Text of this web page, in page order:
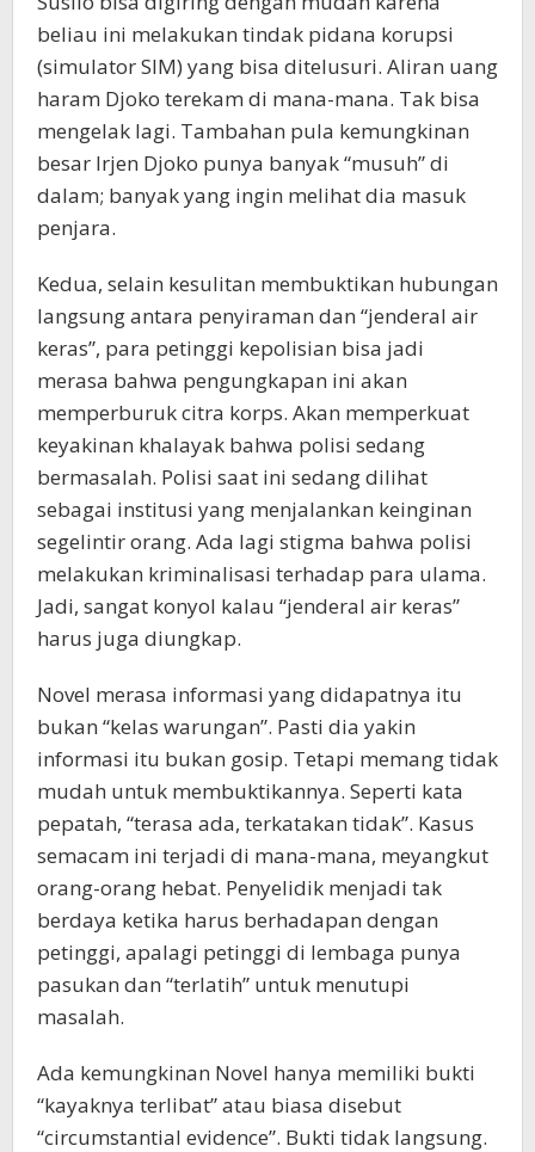
beliau ini melakukan tindak pidana korupsi
(simulator SIM) yang bisa ditelusuri. Aliran uang
haram Djoko terekam di mana-mana. Tak bisa
mengelak lagi. Tambahan pula kemungkinan
besar Irjen Djoko punya banyak “musuh” di
dalam; banyak yang ingin melihat dia masuk
penjara.
Kedua, selain kesulitan membuktikan hubungan
langsung antara penyiraman dan “jenderal air
keras”, para petinggi kepolisian bisa jadi
merasa bahwa pengungkapan ini akan
memperburuk citra korps. Akan memperkuat
keyakinan khalayak bahwa polisi sedang
bermasalah. Polisi saat ini sedang dilihat
sebagai institusi yang menjalankan keinginan
segelintir orang. Ada lagi stigma bahwa polisi
melakukan kriminalisasi terhadap para ulama.
Jadi, sangat konyol kalau “jenderal air keras”
harus juga diungkap.
Novel merasa informasi yang didapatnya itu
bukan “kelas warungan”. Pasti dia yakin
informasi itu bukan gosip. Tetapi memang tidak
mudah untuk membuktikannya. Seperti kata
pepatah, “terasa ada, terkatakan tidak”. Kasus
semacam ini terjadi di mana-mana, meyangkut
orang-orang hebat. Penyelidik menjadi tak
berdaya ketika harus berhadapan dengan
petinggi, apalagi petinggi di lembaga punya
pasukan dan “terlatih” untuk menutupi
masalah.
Ada kemungkinan Novel hanya memiliki bukti
“kayaknya terlibat” atau biasa disebut
“circumstantial evidence”. Bukti tidak langsung.